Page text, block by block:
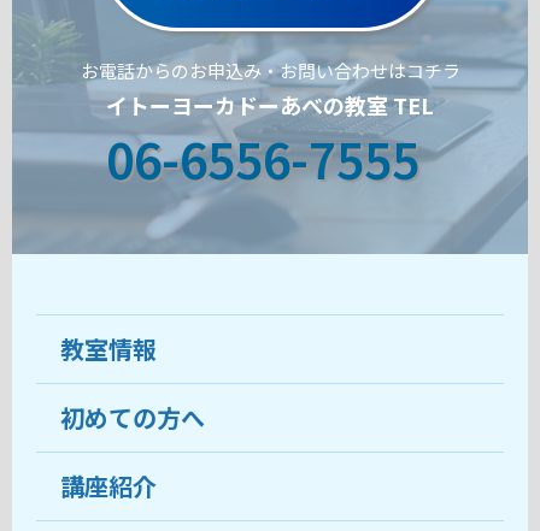
お電話からのお申込み・お問い合わせはコチラ
イトーヨーカドーあべの教室 TEL
06-6556-7555
教室情報
教室について
受講生の声
初めての方へ
ココがおすすめ
講座紹介